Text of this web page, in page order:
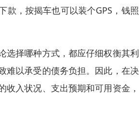
款，按揭车也可以装个GPS，钱
选择哪种方式，都应仔细权衡其
难以承受的债务负担。因此，在
收入状况、支出预期和可用资金